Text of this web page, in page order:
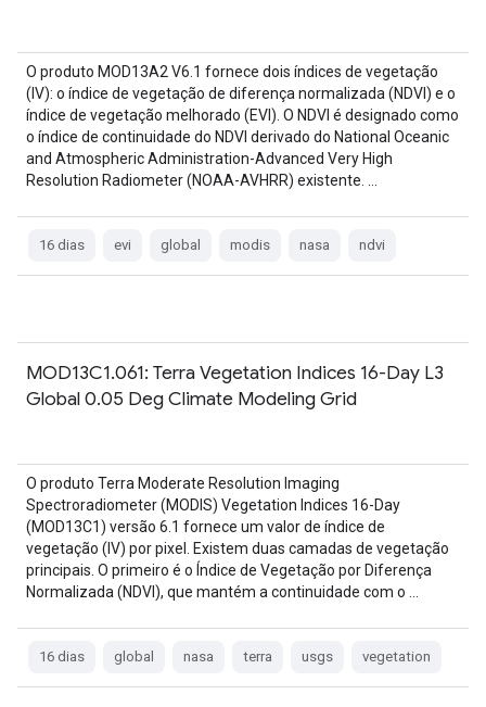
O produto MOD13A2 V6.1 fornece dois índices de vegetação
(IV): o índice de vegetação de diferença normalizada (NDVI) e o
índice de vegetação melhorado (EVI). O NDVI é designado como
o índice de continuidade do NDVI derivado do National Oceanic
and Atmospheric Administration-Advanced Very High
Resolution Radiometer (NOAA-AVHRR) existente. …
16 dias evi global modis nasa ndvi
MOD13C1.061: Terra Vegetation Indices 16-Day L3
Global 0.05 Deg Climate Modeling Grid
O produto Terra Moderate Resolution Imaging
Spectroradiometer (MODIS) Vegetation Indices 16-Day
(MOD13C1) versão 6.1 fornece um valor de índice de
vegetação (IV) por pixel. Existem duas camadas de vegetação
principais. O primeiro é o Índice de Vegetação por Diferença
Normalizada (NDVI), que mantém a continuidade com o …
16 dias global nasa terra usgs vegetation